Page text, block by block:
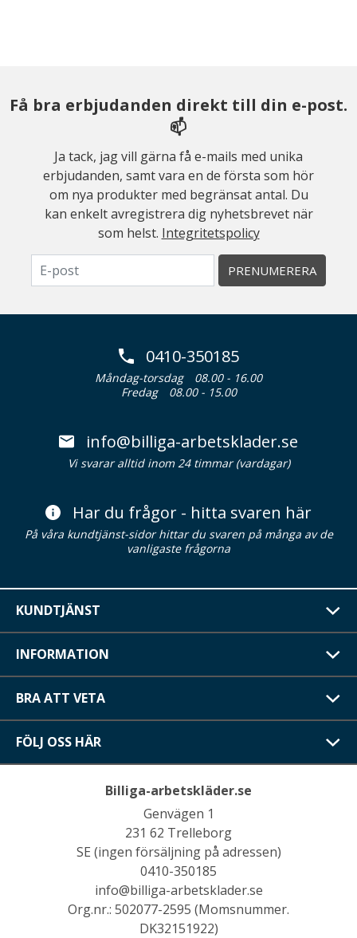
Få bra erbjudanden direkt till din e-post.
📫
Ja tack, jag vill gärna få e-mails med unika
erbjudanden, samt vara en de första som hör
om nya produkter med begränsat antal. Du
kan enkelt avregistrera dig nyhetsbrevet när
som helst. Integritetspolicy
PRENUMERERA
0410-350185
Måndag-torsdag
08.00 - 16.00
Fredag
08.00 - 15.00
info@billiga-arbetsklader.se
Vi svarar alltid inom 24 timmar (vardagar)
Har du frågor - hitta svaren här
På våra kundtjänst-sidor hittar du svaren på många av de
vanligaste frågorna
KUNDTJÄNST
INFORMATION
BRA ATT VETA
FÖLJ OSS HÄR
Billiga-arbetskläder.se
Genvägen 1
231 62 Trelleborg
SE (ingen försäljning på adressen)
0410-350185
info@billiga-arbetsklader.se
Org.nr.: 502077-2595 (Momsnummer.
DK32151922)